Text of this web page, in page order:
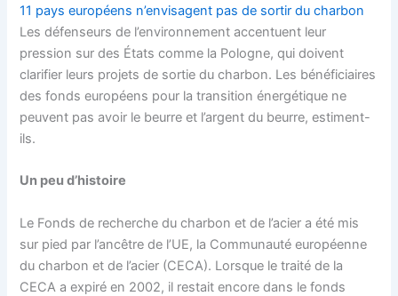
11 pays européens n’envisagent pas de sortir du charbon
Les défenseurs de l’environnement accentuent leur
pression sur des États comme la Pologne, qui doivent
clarifier leurs projets de sortie du charbon. Les bénéficiaires
des fonds européens pour la transition énergétique ne
peuvent pas avoir le beurre et l’argent du beurre, estiment-
ils.
Un peu d’histoire
Le Fonds de recherche du charbon et de l’acier a été mis
sur pied par l’ancêtre de l’UE, la Communauté européenne
du charbon et de l’acier (CECA). Lorsque le traité de la
CECA a expiré en 2002, il restait encore dans le fonds